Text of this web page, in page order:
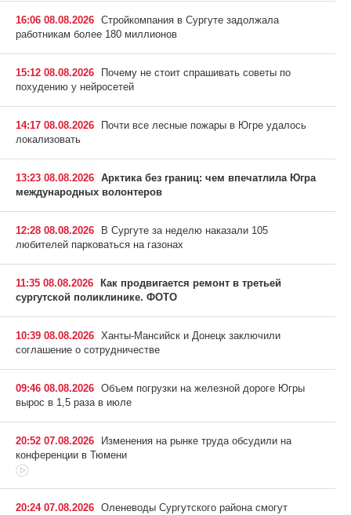
16:06 08.08.2026 Стройкомпания в Сургуте задолжала
работникам более 180 миллионов
15:12 08.08.2026
Почему не стоит спрашивать советы по
похудению у нейросетей
14:17 08.08.2026
Почти все лесные пожары в Югре удалось
локализовать
13:23 08.08.2026 Арктика без границ: чем впечатлила Югра
международных волонтеров
12:28 08.08.2026
В Сургуте за неделю наказали 105
любителей парковаться на газонах
11:35 08.08.2026
Как продвигается ремонт в третьей
сургутской поликлинике. ФОТО
10:39 08.08.2026 Ханты-Мансийск и Донецк заключили
соглашение о сотрудничестве
09:46 08.08.2026 Объем погрузки на железной дороге Югры
вырос в 1,5 раза в июле
20:52 07.08.2026
Изменения на рынке труда обсудили на
конференции в Тюмени
20:24 07.08.2026 Оленеводы Сургутского района смогут